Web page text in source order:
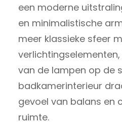
een moderne
en minimalistische
meer klassieke sfeer
van de lampen op de
badkamerinterieur
gevoel van balans en
ruimte.